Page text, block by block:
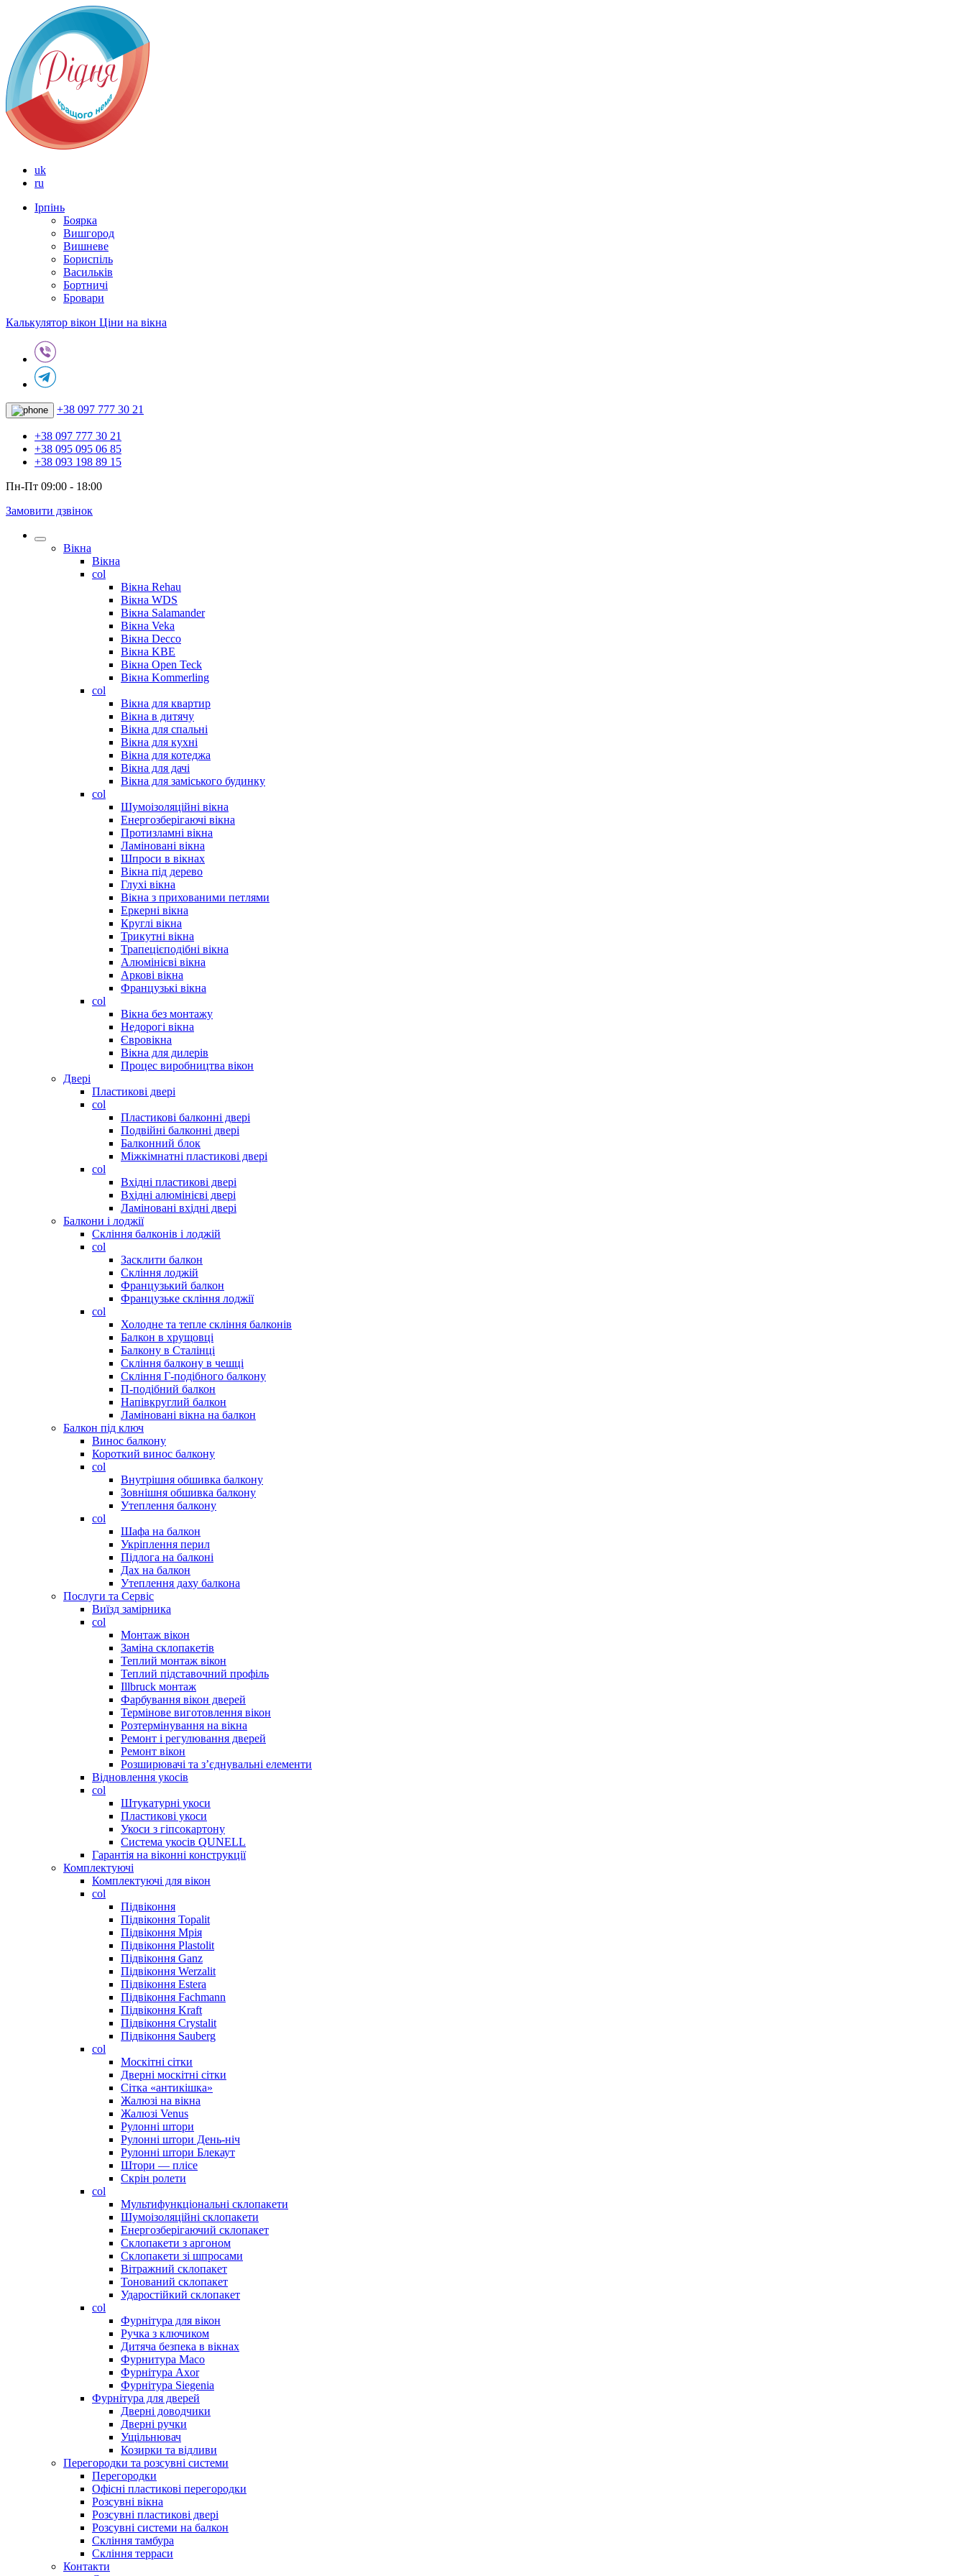
uk
ru
Ірпінь
Боярка
Вишгород
Вишневе
Бориспіль
Васильків
Бортничі
Бровари
Калькулятор вікон Ціни на вікна
+38 097 777 30 21
+38 097 777 30 21
+38 095 095 06 85
+38 093 198 89 15
Пн-Пт 09:00 - 18:00
Замовити дзвінок
Вікна
Вікна
col
Вікна Rehau
Вікна WDS
Вікна Salamander
Вікна Veka
Вікна Decco
Вікна KBE
Вікна Open Teck
Вікна Kommerling
col
Вікна для квартир
Вікна в дитячу
Вікна для спальні
Вікна для кухні
Вікна для котеджа
Вікна для дачі
Вікна для заміського будинку
col
Шумоізоляційні вікна
Енергозберігаючі вікна
Протизламні вікна
Ламіновані вікна
Шпроси в вікнах
Вікна під дерево
Глухі вікна
Вікна з прихованими петлями
Еркерні вікна
Круглі вікна
Трикутні вікна
Трапецієподібні вікна
Алюмінієві вікна
Аркові вікна
Французькі вікна
col
Вікна без монтажу
Недорогі вікна
Євровікна
Вікна для дилерів
Процес виробництва вікон
Двері
Пластикові двері
col
Пластикові балконні двері
Подвійні балконні двері
Балконний блок
Міжкімнатні пластикові двері
col
Вхідні пластикові двері
Вхідні алюмінієві двері
Ламіновані вхідні двері
Балкони і лоджії
Скління балконів і лоджій
col
Засклити балкон
Скління лоджій
Французький балкон
Французьке скління лоджії
col
Холодне та тепле скління балконів
Балкон в хрущовці
Балкону в Сталінці
Скління балкону в чешці
Скління Г-подібного балкону
П-подібний балкон
Напівкруглий балкон
Ламіновані вікна на балкон
Балкон під ключ
Винос балкону
Короткий винос балкону
col
Внутрішня обшивка балкону
Зовнішня обшивка балкону
Утеплення балкону
col
Шафа на балкон
Укріплення перил
Підлога на балконі
Дах на балкон
Утеплення даху балкона
Послуги та Сервіс
Виїзд замірника
col
Монтаж вікон
Заміна склопакетів
Теплий монтаж вікон
Теплий підставочний профіль
Illbruck монтаж
Фарбування вікон дверей
Термінове виготовлення вікон
Розтермінування на вікна
Ремонт і регулювання дверей
Ремонт вікон
Розширювачі та з’єднувальні елементи
Відновлення укосів
col
Штукатурні укоси
Пластикові укоси
Укоси з гіпсокартону
Система укосів QUNELL
Гарантія на віконні конструкції
Комплектуючі
Комплектуючі для вікон
col
Підвіконня
Підвіконня Topalit
Підвіконня Мрія
Підвіконня Plastolit
Підвіконня Ganz
Підвіконня Werzalit
Підвіконня Estera
Підвіконня Fachmann
Підвіконня Kraft
Підвіконня Crystalit
Підвіконня Sauberg
col
Москітні сітки
Дверні москітні сітки
Сітка «антикішка»
Жалюзі на вікна
Жалюзі Venus
Рулонні штори
Рулонні штори День-ніч
Рулонні штори Блекаут
Штори — плісе
Скрін ролети
col
Мультифункціональні склопакети
Шумоізоляційні склопакети
Енергозберігаючий склопакет
Склопакети з аргоном
Склопакети зі шпросами
Вітражний склопакет
Тонований склопакет
Ударостійкий склопакет
col
Фурнітура для вікон
Ручка з ключиком
Дитяча безпека в вікнах
Фурнитура Maco
Фурнітура Axor
Фурнітура Siegenia
Фурнітура для дверей
Дверні доводчики
Дверні ручки
Ущільнювач
Козирки та відливи
Перегородки та розсувні системи
Перегородки
Офісні пластикові перегородки
Розсувні вікна
Розсувні пластикові двері
Розсувні системи на балкон
Скління тамбура
Скління терраси
Контакти